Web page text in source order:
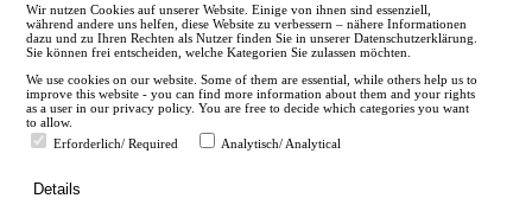
en
Wir nutzen Cookies auf unserer Website. Einige von ihnen sind essenziell,
während andere uns helfen, diese Website zu verbessern – nähere Informationen
dazu und zu Ihren Rechten als Nutzer finden Sie in unserer Datenschutzerklärung.
Sie können frei entscheiden, welche Kategorien Sie zulassen möchten.
We use cookies on our website. Some of them are essential, while others help us to
improve this website - you can find more information about them and your rights
as a user in our privacy policy. You are free to decide which categories you want
to allow.
Erforderlich/ Required
Analytisch/ Analytical
Details